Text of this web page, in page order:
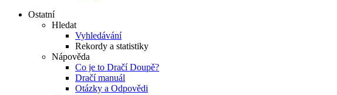
Ostatní
Hledat
Vyhledávání
Rekordy a statistiky
Nápověda
Co je to Dračí Doupě?
Dračí manuál
Otázky a Odpovědi